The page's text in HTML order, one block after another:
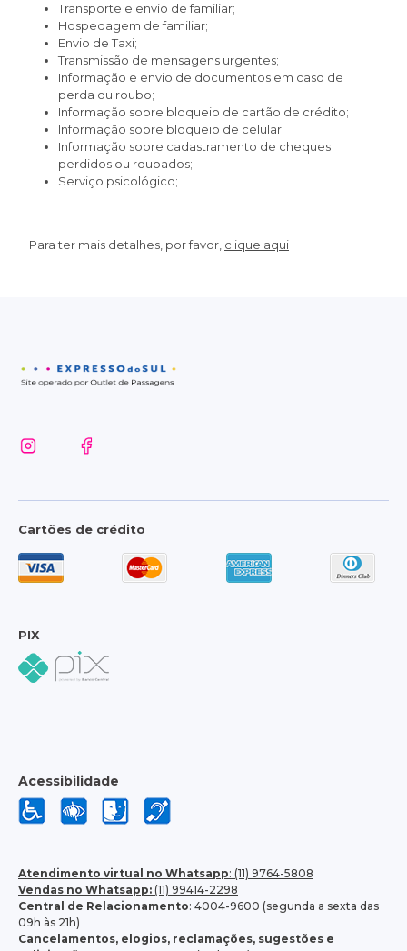
Transporte e envio de familiar;
Hospedagem de familiar;
Envio de Taxi;
Transmissão de mensagens urgentes;
Informação e envio de documentos em caso de
perda ou roubo;
Informação sobre bloqueio de cartão de crédito;
Informação sobre bloqueio de celular;
Informação sobre cadastramento de cheques
perdidos ou roubados;
Serviço psicológico;
Para ter mais detalhes, por favor, clique aqui
Cartões de crédito
PIX
Acessibilidade
Atendimento virtual no Whatsapp: (11) 9764-5808
Vendas no Whatsapp: (11) 99414-2298
Central de Relacionamento: 4004-9600 (segunda a sexta das
09h às 21h)
Cancelamentos, elogios, reclamações, sugestões e